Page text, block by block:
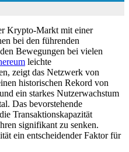
Krypto-Markt mit einer
bei den führenden
Bewegungen bei vielen
leichte
zeigt das Netzwerk von
historischen Rekord von
ein starkes Nutzerwachstum
Das bevorstehende
Transaktionskapazität
signifikant zu senken.
ein entscheidender Faktor für